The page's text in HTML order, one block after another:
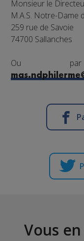
Monsieur le
M.A.S. Notre-Dame
259 rue de Savoie
74700 Sallanches
Ou
Vous